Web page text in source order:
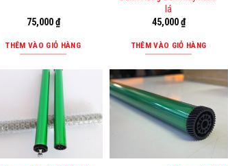
75,000₫
THÊM VÀO GIỎ HÀNG
lá
45,000₫
THÊM VÀO GIỎ HÀNG